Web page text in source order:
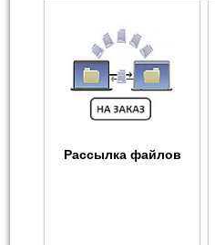
Рассылка файлов